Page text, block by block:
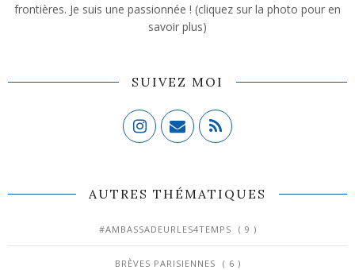
frontières. Je suis une passionnée ! (cliquez sur la photo pour en
savoir plus)
SUIVEZ MOI
AUTRES THÉMATIQUES
#AMBASSADEURLES4TEMPS ( 9 )
BRÈVES PARISIENNES ( 6 )